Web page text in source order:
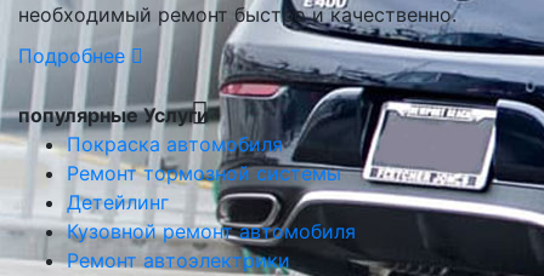
необходимый ремонт быстро и качественно.
Подробнее
популярные Услуги
Покраска автомобиля
Ремонт тормозной системы
Детейлинг
Кузовной ремонт автомобиля
Ремонт автоэлектрики